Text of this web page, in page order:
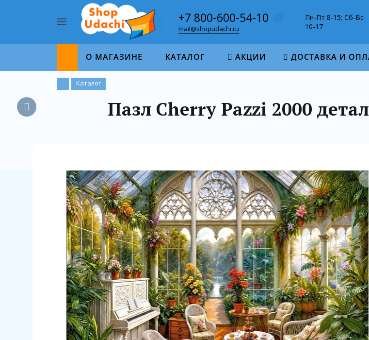
Найти
+7 800-600-54-10
mail@shopudachi.ru
Пн-Пт 8-15; Сб-Вс
10-17
О МАГАЗИНЕ КАТАЛОГ АКЦИИ ДОСТАВКА И
Каталог
Пазл Cherry Pazzi 2000